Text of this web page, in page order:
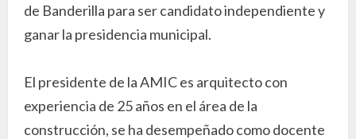
de Banderilla para ser candidato independiente y
ganar la presidencia municipal.
El presidente de la AMIC es arquitecto con
experiencia de 25 años en el área de la
construcción, se ha desempeñado como docente